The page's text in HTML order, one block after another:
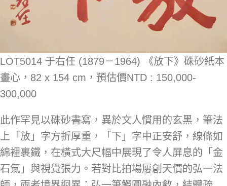
LOT5014 于右任 (1879－1964) 《放下》硃砂紙本
畫心，82 x 154 cm，預估價NTD : 150,000-
300,000
此作罕見以硃砂書寫，異於文人慣用的玄黑，筆法
上「放」字方折厚重，「下」字中正安舒，線條如
綿裡裹鐵，在橫式大尺幅中展現了令人屏息的「金
石氣」與視覺張力。若對比拍場屢創天價的弘一法